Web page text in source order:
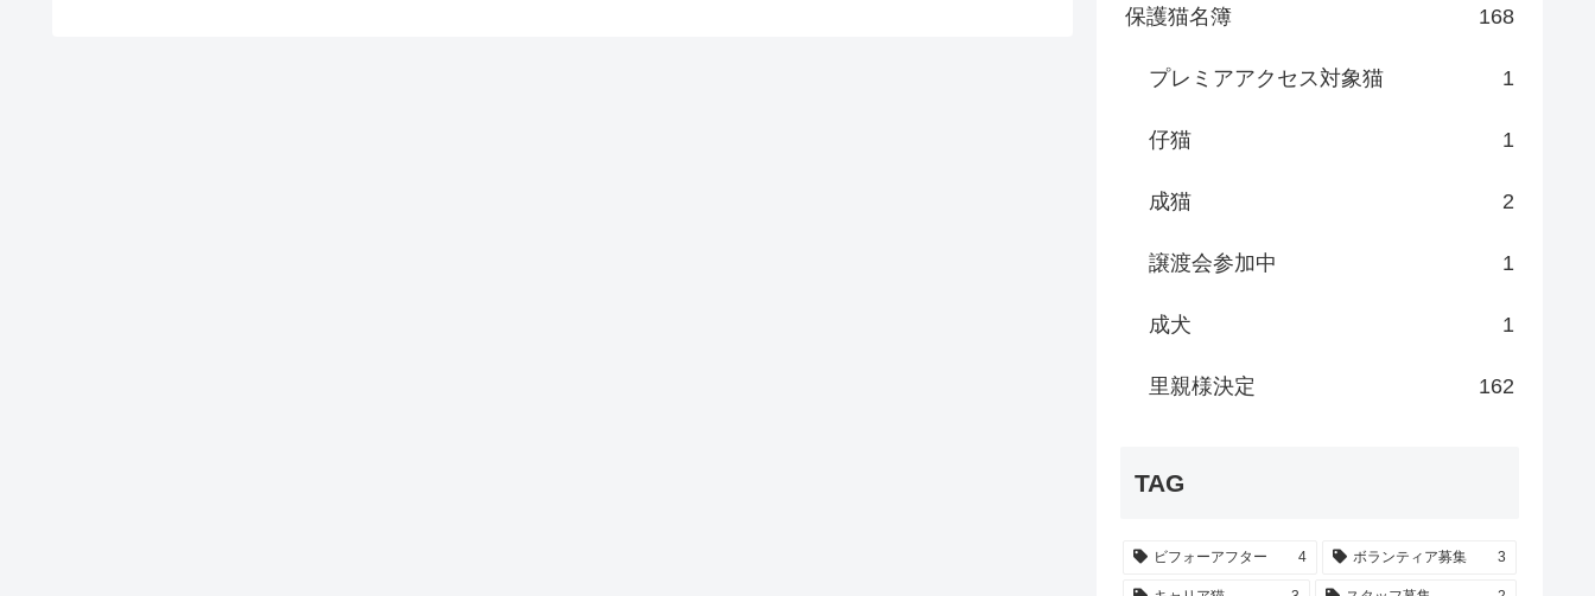
保護猫名簿 168
プレミアアクセス対象猫 1
仔猫 1
成猫 2
譲渡会参加中 1
成犬 1
里親様決定 162
TAG
ビフォーアフター 4 ボランティア募集 3